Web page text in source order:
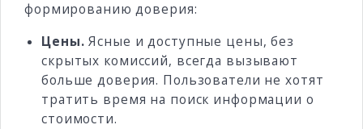
формированию доверия:
Цены. Ясные и доступные цены, без
скрытых комиссий, всегда вызывают
больше доверия. Пользователи не хотят
тратить время на поиск информации о
стоимости.